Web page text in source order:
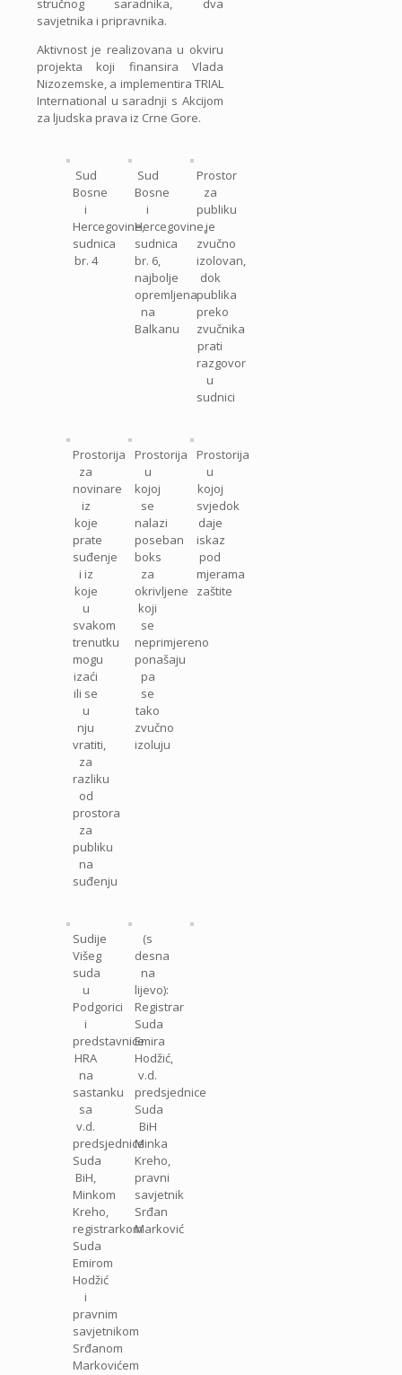
stručnog saradnika, dva
savjetnika i pripravnika.
Aktivnost je realizovana u okviru
projekta koji finansira Vlada
Nizozemske, a implementira TRIAL
International u saradnji s Akcijom
za ljudska prava iz Crne Gore.
Sud
Bosne
i
Hercegovine,
sudnica
br. 4
Sud
Bosne
i
Hercegovine,
sudnica
br. 6,
najbolje
opremljena
na
Balkanu
Prostor
za
publiku
je
zvučno
izolovan,
dok
publika
preko
zvučnika
prati
razgovor
u
sudnici
Prostorija
za
novinare
iz
koje
prate
suđenje
i iz
koje
u
svakom
trenutku
mogu
izaći
ili se
u
nju
vratiti,
za
razliku
od
prostora
za
publiku
na
suđenju
Prostorija
u
kojoj
se
nalazi
poseban
boks
za
okrivljene
koji
se
neprimjereno
ponašaju
pa
se
tako
zvučno
izoluju
Prostorija
u
kojoj
svjedok
daje
iskaz
pod
mjerama
zaštite
Sudije
Višeg
suda
u
Podgorici
i
predstavnice
HRA
na
sastanku
sa
v.d.
predsjednice
Suda
BiH,
Minkom
Kreho,
registrarkom
Suda
Emirom
Hodžić
i
pravnim
savjetnikom
Srđanom
Markovićem
(s
desna
na
lijevo):
Registrar
Suda
Emira
Hodžić,
v.d.
predsjednice
Suda
BiH
Minka
Kreho,
pravni
savjetnik
Srđan
Marković